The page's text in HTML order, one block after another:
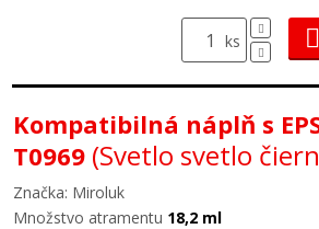
ks
Kompatibilná náplň s
T0969 (Svetlo svetlo
Značka: Miroluk
Množstvo atramentu 18,2 ml